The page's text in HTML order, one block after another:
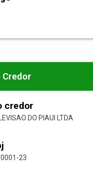
Credor
credor
DO PIAUI LTDA
23